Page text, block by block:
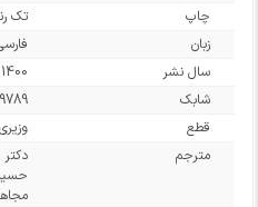
چاپ
تک
زبان
سال نشر
1400
شابک
قطع
وزیری
مترجم